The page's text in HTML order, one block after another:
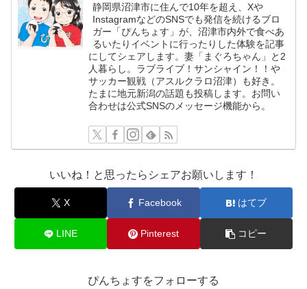
静岡県沼津市に住んで10年を超え、Xや
InstagramなどのSNSでも発信を続けるブロ
ガー「ぴんちょす」が、沼津市内外で食べあ
るいたりイベントに行ったりした体験を記事
にしてシェアします。妻「まぐろちゃん」と2
人暮らし。ラブライブ！サンシャイン！！や
サッカー観戦（アスルクラロ沼津）も好き。
たまに地元新潟の話題も投稿します。お問い
合わせは公式SNSのメッセージ機能から。
いいね！と思ったらシェアお願いします！
X Facebook はてブ
LINE Pinterest コピー
ぴんちょすをフォローする